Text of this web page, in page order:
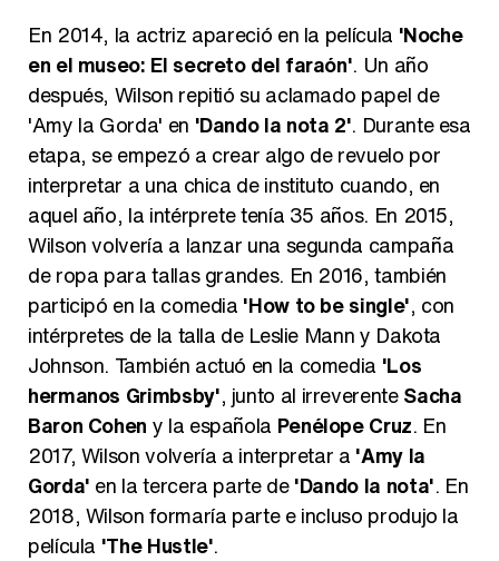
En 2014, la actriz apareció en la película 'Noche
en el museo: El secreto del faraón'. Un año
después, Wilson repitió su aclamado papel de
'Amy la Gorda' en 'Dando la nota 2'. Durante esa
etapa, se empezó a crear algo de revuelo por
interpretar a una chica de instituto cuando, en
aquel año, la intérprete tenía 35 años. En 2015,
Wilson volvería a lanzar una segunda campaña
de ropa para tallas grandes. En 2016, también
participó en la comedia 'How to be single', con
intérpretes de la talla de Leslie Mann y Dakota
Johnson. También actuó en la comedia 'Los
hermanos Grimbsby', junto al irreverenteSacha
Baron Cohen y la española Penélope Cruz. En
2017, Wilson volvería a interpretar a 'Amy la
Gorda' en la tercera parte de'Dando la nota'. En
2018, Wilson formaría parte e incluso produjo la
película 'The Hustle'.